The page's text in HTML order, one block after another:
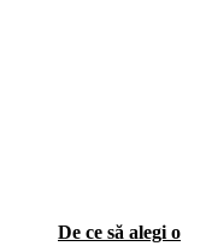
De ce să alegi o